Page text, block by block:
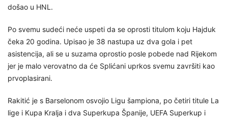
došao u HNL.
Po svemu sudeći neće uspeti da se oprosti titulom koju Hajduk
čeka 20 godina. Upisao je 38 nastupa uz dva gola i pet
asistencija, ali se u suzama oprostio posle pobede nad Rijekom
jer je malo verovatno da će Splićani uprkos svemu završiti kao
prvoplasirani.
Rakitić je s Barselonom osvojio Ligu šampiona, po četiri titule La
lige i Kupa Kralja i dva Superkupa Španije, UEFA Superkup i